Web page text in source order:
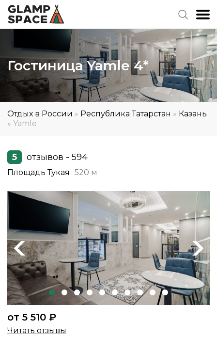
Гостиница Yamle 4*
Отдых в России » Республика Татарстан » Казань
» Yamle
5 отзывов - 594
Площадь Тукая 520 м
Previous Next
от 5 510 ₽
Читать отзывы